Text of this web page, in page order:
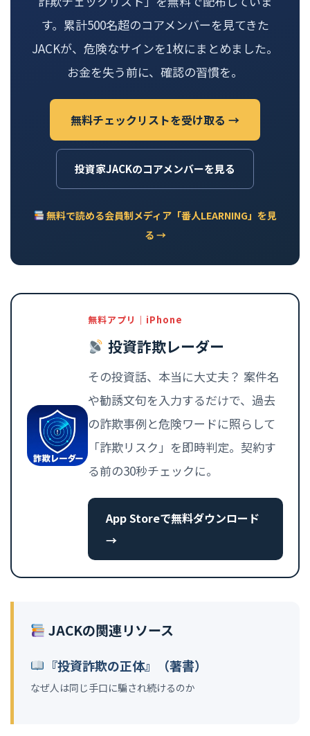
す。累計500名超のコアメンバーを見てきた
JACKが、危険なサインを1枚にまとめました。
お金を失う前に、確認の習慣を。
無料チェックリストを受け取る →
投資家JACKのコアメンバーを見る
無料で読める会員制メディア「番人LEARNING」を見
る →
無料アプリ｜iPhone
投資詐欺レーダー
その投資話、本当に大丈夫？ 案件名
や勧誘文句を入力するだけで、過去
の詐欺事例と危険ワードに照らして
「詐欺リスク」を即時判定。契約す
る前の30秒チェックに。
App Storeで無料ダウンロード
→
JACKの関連リソース
『投資詐欺の正体』（著書）
なぜ人は同じ手口に騙され続けるのか